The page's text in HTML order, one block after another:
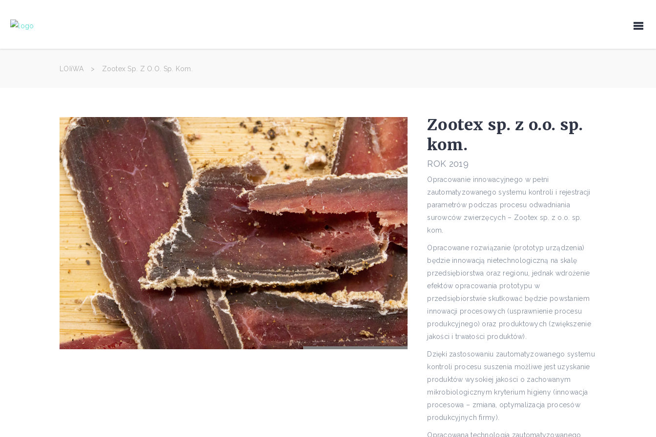
LOIiWA > Zootex Sp. Z O.o. Sp. Kom.
Zootex sp. z o.o. sp.
kom.
ROK 2019
Opracowanie innowacyjnego w pełni
zautomatyzowanego systemu kontroli i rejestracji
parametrów podczas procesu odwadniania
surowców zwierzęcych – Zootex sp. z o.o. sp.
kom.
Opracowane rozwiązanie (prototyp urządzenia)
będzie innowacją nietechnologiczną na skalę
przedsiębiorstwa oraz regionu, jednak wdrożenie
efektów opracowania prototypu w
przedsiębiorstwie skutkować będzie powstaniem
innowacji procesowych (usprawnienie procesu
produkcyjnego) oraz produktowych (zwiększenie
jakości i trwałości produktów).
Dzięki zastosowaniu zautomatyzowanego systemu
kontroli procesu suszenia możliwe jest uzyskanie
produktów wysokiej jakości o zachowanym
mikrobiologicznym kryterium higieny (innowacja
procesowa – zmiana, optymalizacja procesów
produkcyjnych firmy).
Opracowana technologia zautomatyzowanego